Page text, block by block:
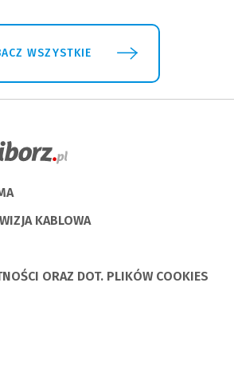
WSZYSTKIE
KABLOWA
ORAZ DOT. PLIKÓW COOKIES